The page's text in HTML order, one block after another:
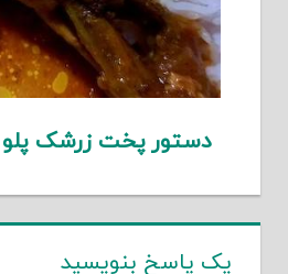
دستور پخت زرشک
یک پاسخ بنویسید